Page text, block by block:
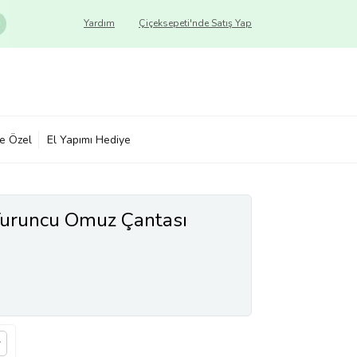
Çiçeksepeti'nde Satış Yap
Yardım
Özel El Yapımı Hediye
Omuz Çantası